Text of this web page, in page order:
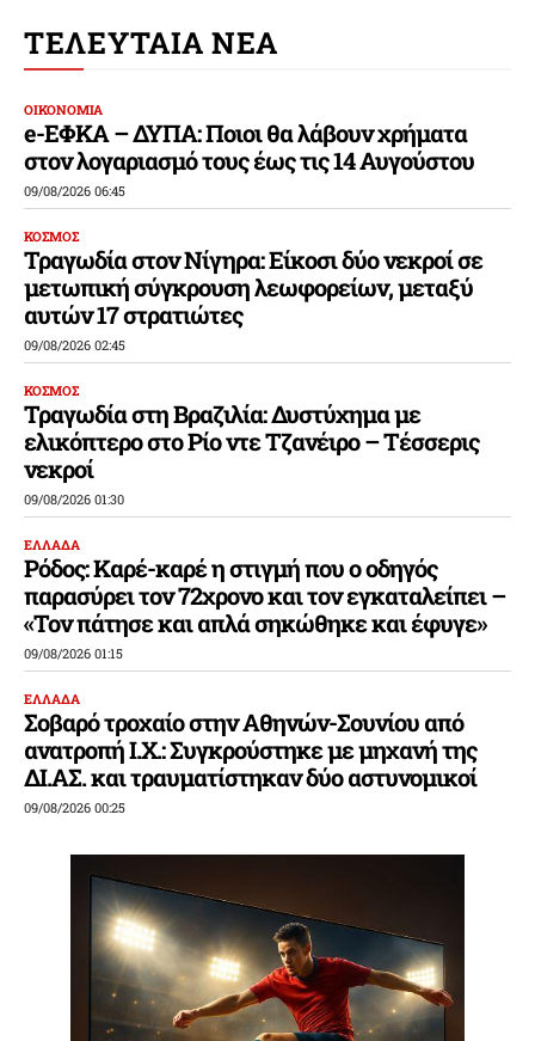
ΤΕΛΕΥΤΑΙΑ ΝΕΑ
ΟΙΚΟΝΟΜΙΑ
e-ΕΦΚΑ – ΔΥΠΑ: Ποιοι θα λάβουν χρήματα
στον λογαριασμό τους έως τις 14 Αυγούστου
09/08/2026 06:45
ΚΟΣΜΟΣ
Τραγωδία στον Νίγηρα: Είκοσι δύο νεκροί σε
μετωπική σύγκρουση λεωφορείων, μεταξύ
αυτών 17 στρατιώτες
09/08/2026 02:45
ΚΟΣΜΟΣ
Τραγωδία στη Βραζιλία: Δυστύχημα με
ελικόπτερο στο Ρίο ντε Τζανέιρο – Τέσσερις
νεκροί
09/08/2026 01:30
ΕΛΛΑΔΑ
Ρόδος: Καρέ-καρέ η στιγμή που ο οδηγός
παρασύρει τον 72χρονο και τον εγκαταλείπει –
«Τον πάτησε και απλά σηκώθηκε και έφυγε»
09/08/2026 01:15
ΕΛΛΑΔΑ
Σοβαρό τροχαίο στην Αθηνών-Σουνίου από
ανατροπή Ι.Χ.: Συγκρούστηκε με μηχανή της
ΔΙ.ΑΣ. και τραυματίστηκαν δύο αστυνομικοί
09/08/2026 00:25